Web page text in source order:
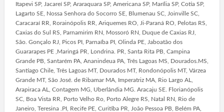
Itapevi SP, Jacareí SP, Araraquara SP, Americana SP, Marília SP, Cotia SP,
Lagarto SE, Nossa Senhora do Socorro SE, Blumenau SC, Joinville SC,
Caracaraí RR, Rorainópolis RR, Ariquemes RO, Ji-Paraná RO, Pelotas RS,
Caxias do Sul RS, Parnamirim RN, Mossoró RN, Duque de Caxias RJ,
São. Gonçalo RJ, Picos PI, Parnaíba PI, Olinda PE, Jaboatão dos
Guararapes PE ,Maringá PR, Londrina. PR, Santa Rita PB, Campina
Grande PB, Santarém PA, Ananindeua PA, Três Lagoas MS, Dourados.MS,
Santiago Chile, Três Lagoas MT, Dourados MT, Rondonópolis MT, Várzea
Grande MT, São José. de Ribamar MA, Imperatriz MA, Rio Largo AL,
Arapiraca AL, Contagem MG, Uberlândia MG. Aracaju SE. Florianópolis
SC, Boa Vista RR, Porto Velho Ro, Porto Alegre RS, Natal RN, Rio de
Janeiro, Teresina .PI, Recife PE, Curitiba PR, João Pessoa PB, Belém PA,